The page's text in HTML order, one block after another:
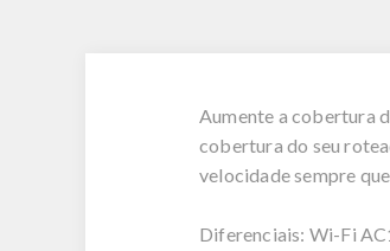
Aumente a cobertura
cobertura do seu
velocidade sempre
Diferenciais: Wi-Fi